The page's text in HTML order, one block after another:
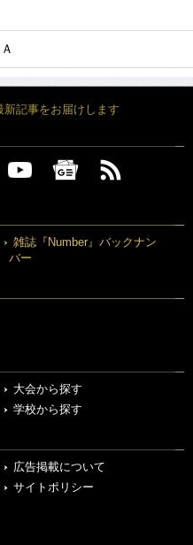
記事をお届けします
雑誌『Number』バックナン
バー
大会から探す
学校から探す
広告掲載について
サイトポリシー